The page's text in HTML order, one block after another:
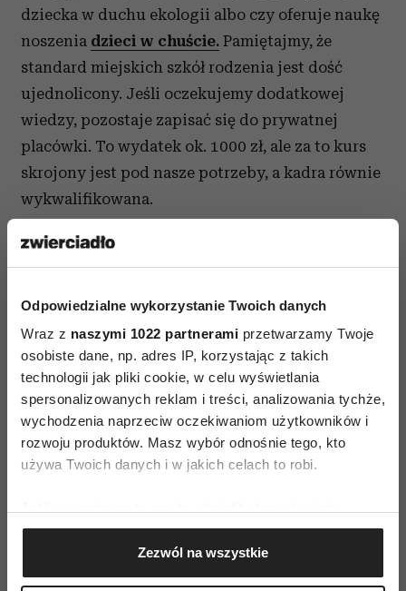
Odpowiedzialne wykorzystanie Twoich danych
Wraz z naszymi 1022 partnerami przetwarzamy Twoje
osobiste dane, np. adres IP, korzystając z takich
technologii jak pliki cookie, w celu wyświetlania
spersonalizowanych reklam i treści, analizowania tychże,
wychodzenia naprzeciw oczekiwaniom użytkowników i
rozwoju produktów. Masz wybór odnośnie tego, kto
używa Twoich danych i w jakich celach to robi.
Gromadzić dane dotyczące Twojej lokalizacji
geograficznej z dokładnością nawet do kilku metrów
Identyfikować Twoje urządzenie, aktywnie
Zezwól na wszystkie
dziecka w duchu ekologii albo czy oferuje naukę
noszenia dzieci w chuście. Pamiętajmy, że
standard miejskich szkół rodzenia jest dość
ujednolicony. Jeśli oczekujemy dodatkowej
wiedzy, pozostaje zapisać się do prywatnej
placówki. To wydatek ok. 1000 zł, ale za to kurs
skrojony jest pod nasze potrzeby, a kadra równie
wykwalifikowana.
Ostatnie kryterium doboru szkoły rodzenia
zależy od tego, jak chcemy rodzić. Niektóre
naturalnemu, inne rozwijają tematykę
znieczuleń, jakie można otrzymać podczas
porodu, jeszcze inne chętnie pogłębiają kwestię
tzw. cesarki. Przed wyborem szkoły dowiedzmy
się, jakie jest nastawienie szkoły do interesującej
nas formy porodu i wybierzmy właśnie tą, która
spełni nasze oczekiwania pod tym względem.
Warto chodzić do szkoły rodzenia. Zyskamy
podstawową wiedzę potrzebną podczas porodu,